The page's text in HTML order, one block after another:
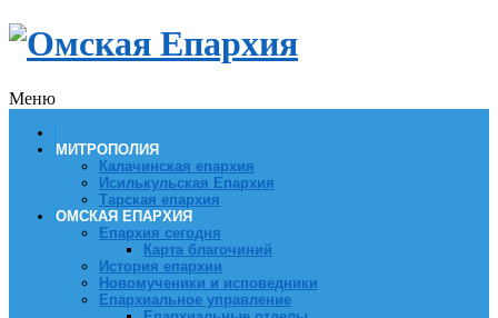
Меню
МИТРОПОЛИЯ
Калачинская епархия
Исилькульская Епархия
Тарская епархия
ОМСКАЯ ЕПАРХИЯ
Епархия сегодня
Карта благочиний
История епархии
Новомученики и исповедники
Епархиальное управление